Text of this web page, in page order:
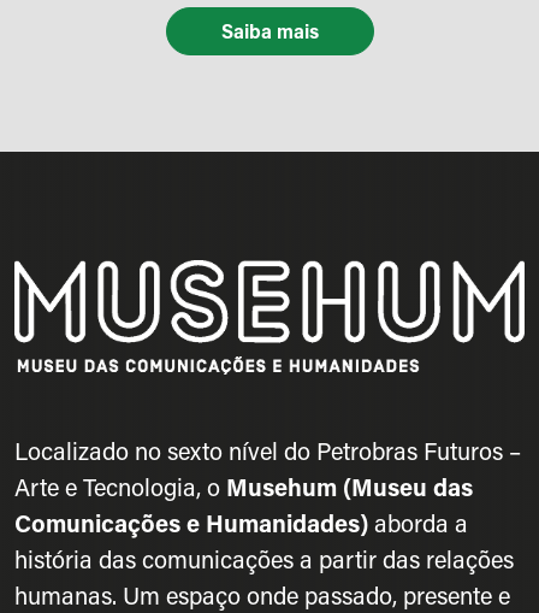
Saiba mais
Localizado no sexto nível do Petrobras Futuros –
Arte e Tecnologia, o Musehum (Museu das
Comunicações e Humanidades)aborda a
história das comunicações a partir das relações
humanas. Um espaço onde passado, presente e